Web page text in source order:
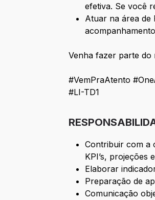
efetiva. Se você
Atuar na área de
Venha fazer parte do
#VemPraAtento
#LI-TD1
Contribuir com a
KPI’s, projeções
Elaborar
Preparação de
Comunicação